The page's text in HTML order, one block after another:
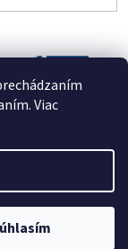
Viac
vyhradené.